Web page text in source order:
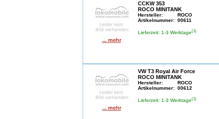
... mehr
CCKW 353
ROCO MINITANK
Hersteller:
ROCO
Artikelnummer: 00611
Lieferzeit: 1-3 Werktage(1)
... mehr
VW T3 Royal Air Force
ROCO MINITANK
Hersteller:
ROCO
Artikelnummer: 00612
Lieferzeit: 1-3 Werktage(1)